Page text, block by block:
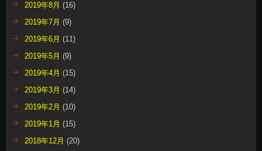
2019年8月 (16)
2019年7月 (9)
2019年6月 (11)
2019年5月 (9)
2019年4月 (15)
2019年3月 (14)
2019年2月 (10)
2019年1月 (15)
2018年12月 (20)